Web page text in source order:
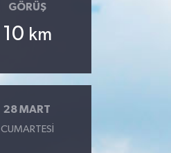
GÖRÜŞ
10 km
28 MART
CUMARTESI